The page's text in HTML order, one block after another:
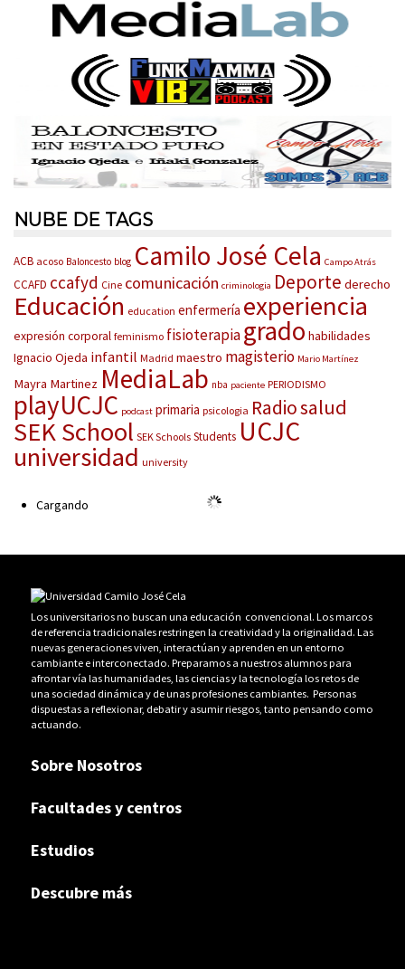
NUBE DE TAGS
ACB acoso Baloncesto blog Camilo José Cela Campo Atrás
CCAFD ccafyd Cine comunicación criminologia Deporte derecho
Educación education enfermería experiencia
expresión corporal feminismo fisioterapiagrado habilidades
Ignacio Ojeda infantil Madrid maestro magisterio Mario Martínez
Mayra Martinez MediaLab nba paciente PERIODISMO
playUCJC podcast primaria psicologia Radiosalud
SEK School SEK Schools Students UCJC
universidad university
Cargando
Los universitarios no buscan una educación convencional. Los marcos
de referencia tradicionales restringen la creatividad y la originalidad. Las
nuevas generaciones viven, interactúan y aprenden en un entorno
cambiante e interconectado. Preparamos a nuestros alumnos para
afrontar vía las humanidades, las ciencias y la tecnología los retos de
una sociedad dinámica y de unas profesiones cambiantes. Personas
dispuestas a reflexionar, debatir y asumir riesgos, tanto pensando como
actuando.
Sobre Nosotros
Facultades y centros
Estudios
Descubre más